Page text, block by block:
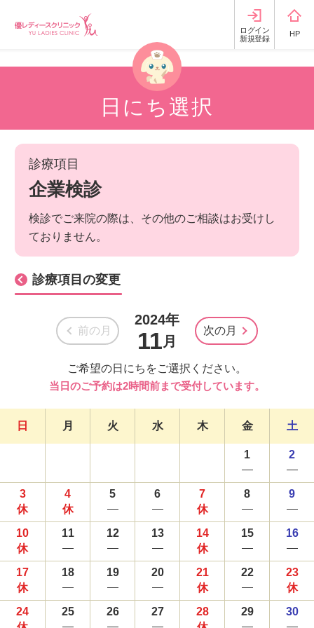
ログイン
新規登録
HP
日にち選択
診療項目
企業検診
検診でご来院の際は、その他のご相談はお受けし
ておりません。
診療項目の変更
前の月
2024年
11 月
次の月
ご希望の日にちをご選択ください。
当日のご予約は2時間前まで受付しています。
日 月 火 水 木 金 土
1 2
3 4 5 6 7 8 9
10 11 12 13 14 15 16
17 18 19 20 21 22 23
24 25 26 27 28 29 30